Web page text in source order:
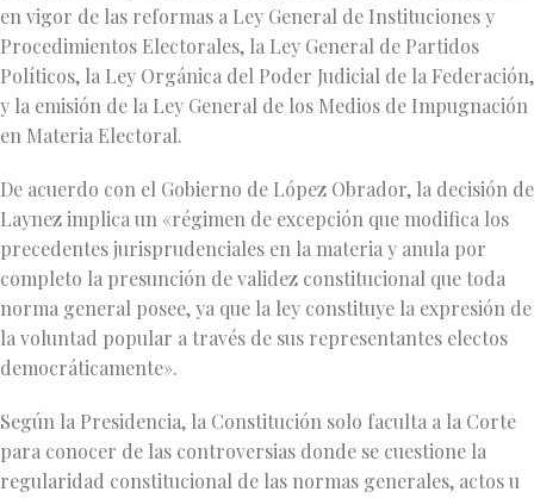
en vigor de las reformas a Ley General de Instituciones y
Procedimientos Electorales, la Ley General de Partidos
Políticos, la Ley Orgánica del Poder Judicial de la Federación,
y la emisión de la Ley General de los Medios de Impugnación
en Materia Electoral.
De acuerdo con el Gobierno de López Obrador, la decisión de
Laynez implica un «régimen de excepción que modifica los
precedentes jurisprudenciales en la materia y anula por
completo la presunción de validez constitucional que toda
norma general posee, ya que la ley constituye la expresión de
la voluntad popular a través de sus representantes electos
democráticamente».
Según la Presidencia, la Constitución solo faculta a la Corte
para conocer de las controversias donde se cuestione la
regularidad constitucional de las normas generales, actos u